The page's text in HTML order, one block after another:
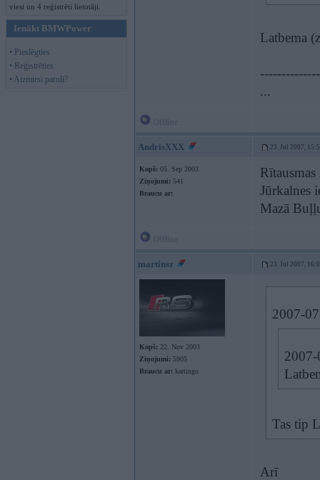
viesi un 4 reģistrēti lietotāji.
Ienākt BMWPower
• Pieslēgties
• Reģistrēties
• Aizmirsi paroli?
Latbema
...
AndrisXXX 23. Jul 2007,
Kopš: 05. Sep 2003
Ziņojumi: 541
Braucu ar:
Jūrkalnes
Mazā
martinsz 23. Jul 2007,
Kopš: 22. Nov 2003
Ziņojumi: 5905
Braucu ar: kartingu
2007-
Tas tip
Arī